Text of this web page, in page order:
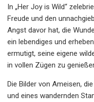
In „Her Joy is Wild“
Freude und den
Angst davor hat, die
ein lebendiges und
ermutigt, seine eigene
in vollen Zügen zu
Die Bilder von Ameisen,
und eines wandernden